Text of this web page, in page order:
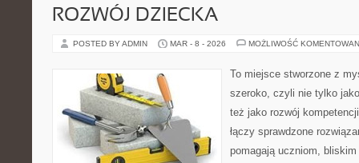
ROZWÓJ DZIECKA
POSTED BY ADMIN MAR - 8 - 2026 MOŻLIWOŚĆ
To miejsce stworzone z
szeroko, czyli nie tylko
też jako rozwój
łączy sprawdzone
pomagają uczniom,